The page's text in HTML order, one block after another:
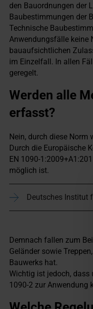
den Bauordnungen der
Baubestimmungen der
Technische
Anwendungsfälle keine
bauaufsichtlichen
im Einzelfall. In allen
geregelt.
Werden alle
erfasst?
Nein, durch diese
Durch die Europäische
EN 1090-
möglich ist.
Deutsches Institut
Demnach fallen zum
Geländer sowie
Bauwerks hat.
Wichtig ist jedoch, dass
1090-2 zur Anwendung